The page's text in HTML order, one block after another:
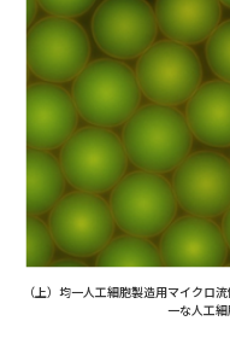
（上）均一人工細胞製造用マイクロ
一な人工細